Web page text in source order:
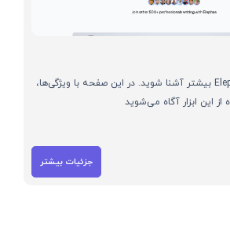
با هوش مصنوعی Elephas بیشتر آشنا شوید. در این صفحه با ویژگی‌ها،
از این ابزار آگاه می‌شوید
جزئیات بیشتر